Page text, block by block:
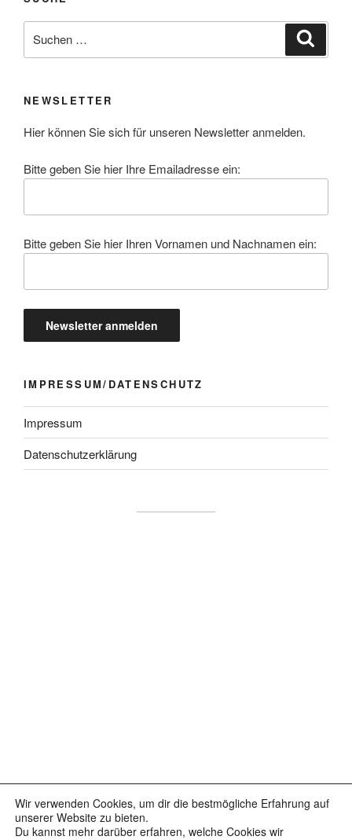
nach:
NEWSLETTER
Hier können Sie sich für unseren Newsletter anmelden.
Bitte geben Sie hier Ihre Emailadresse ein:
Bitte geben Sie hier Ihren Vornamen und Nachnamen ein:
IMPRESSUM/DATENSCHUTZ
Impressum
Datenschutzerklärung
FacebookInstagramYouTube
Wir verwenden Cookies, um dir die bestmögliche Erfahrung auf
unserer Website zu bieten.
Du kannst mehr darüber erfahren, welche Cookies wir